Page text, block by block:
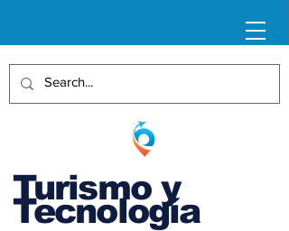
Turismo y
Tecnología